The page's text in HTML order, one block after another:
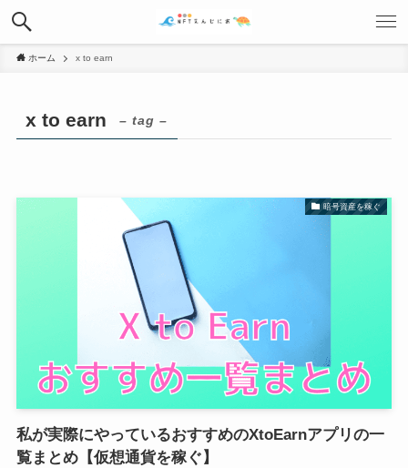
ホーム x to earn
x to earn – tag –
暗号資産を稼ぐ
私が実際にやっているおすすめのXtoEarnアプリの一
覧まとめ【仮想通貨を稼ぐ】